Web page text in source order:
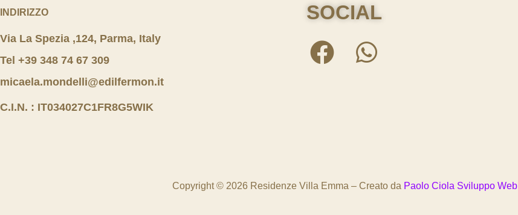
INDIRIZZO
Via La Spezia ,124, Parma, Italy
Tel +39 348 74 67 309
micaela.mondelli@edilfermon.it
C.I.N. : IT034027C1FR8G5WIK
SOCIAL
Copyright © 2026 Residenze Villa Emma – Creato da Paolo Ciola Sviluppo Web